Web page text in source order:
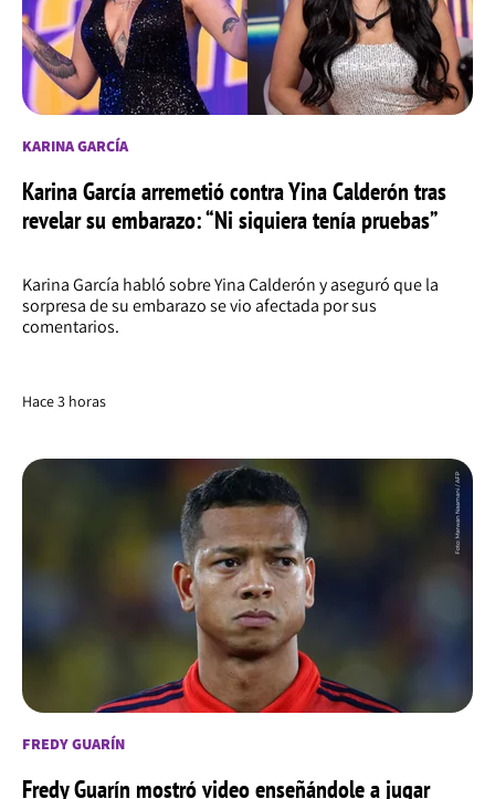
KARINA GARCÍA
Karina García arremetió contra Yina Calderón tras
revelar su embarazo: “Ni siquiera tenía pruebas”
Karina García habló sobre Yina Calderón y aseguró que la
sorpresa de su embarazo se vio afectada por sus
comentarios.
Hace 3 horas
FREDY GUARÍN
Fredy Guarín mostró video enseñándole a jugar